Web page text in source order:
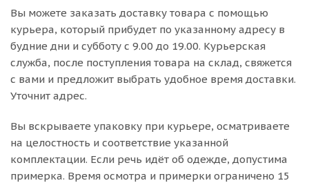
Вы можете заказать доставку товара с помощью
курьера, который прибудет по указанному адресу в
будние дни и субботу с 9.00 до 19.00. Курьерская
служба, после поступления товара на склад, свяжется
с вами и предложит выбрать удобное время доставки.
Уточнит адрес.
Вы вскрываете упаковку при курьере, осматриваете
на целостность и соответствие указанной
комплектации. Если речь идёт об одежде, допустима
примерка. Время осмотра и примерки ограничено 15